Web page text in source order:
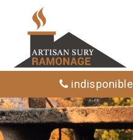
indisponible